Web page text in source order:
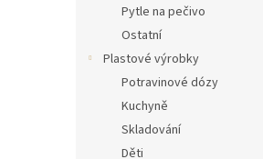
Pytle na pečivo
Ostatní
Plastové výrobky
Potravinové dózy
Kuchyně
Skladování
Děti